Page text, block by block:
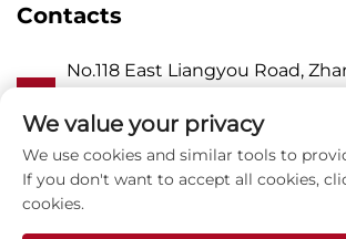
Contacts
A
No.118 East Liangyou Road,
Wanquan Town, Pingyang,
Zhejiang P.R. China 325409
P 8615988795434
We value your privacy
We use cookies and similar tools to
If you don't want to accept all cookies,
cookies.